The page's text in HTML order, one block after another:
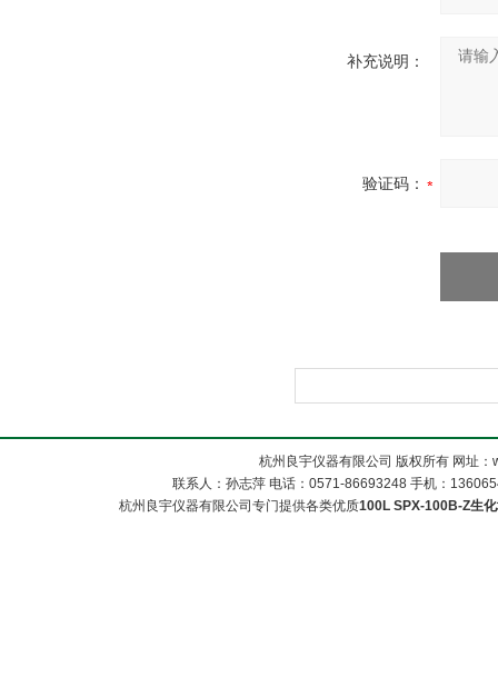
补充说明：
验证码：
杭州良宇仪器有限公司 版权所有 网址
联系人：孙志萍 电话：0571-86693248 手机：
杭州良宇仪器有限公司专门提供各类优质100L SPX-100B-Z生